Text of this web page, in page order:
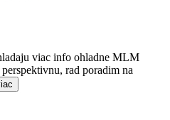
viac info ohladne MLM
rad poradim na